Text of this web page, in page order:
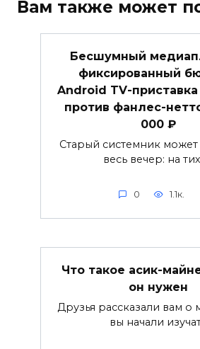
Вам также может
Бесшумный
фиксированный
Android TV-приставка
против фанлес-
000 ₽
Старый системник может
весь вечер: на
0 1.1к.
Что такое асик-
он нужен
Друзья рассказали вам о
вы начали